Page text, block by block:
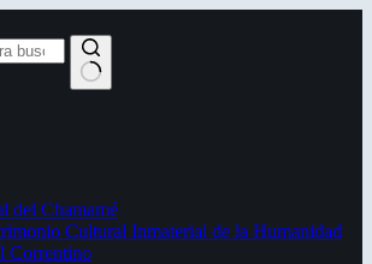
del Chamamé
Cultural Inmaterial de la Humanidad
Correntino